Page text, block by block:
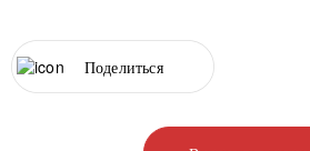
Поделиться